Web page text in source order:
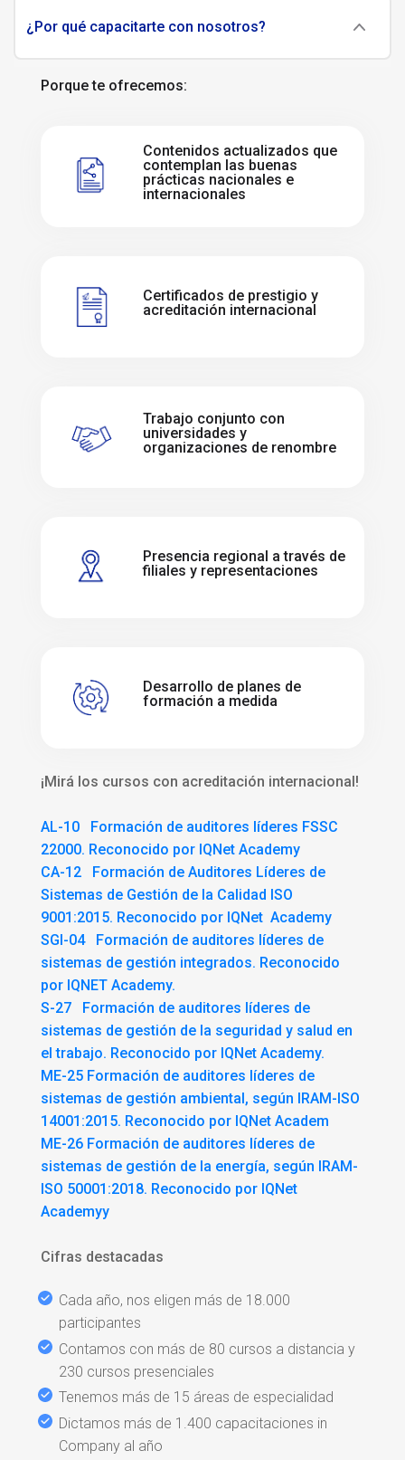
¿Por qué capacitarte con nosotros?
Porque te ofrecemos:
Contenidos actualizados que
contemplan las buenas
prácticas nacionales e
internacionales
Certificados de prestigio y
acreditación internacional
Trabajo conjunto con
universidades y
organizaciones de renombre
Presencia regional a través de
filiales y representaciones
Desarrollo de planes de
formación a medida
¡Mirá los cursos con acreditación internacional!
AL-10 Formación de auditores líderes FSSC
22000. Reconocido por IQNet Academy
CA-12 Formación de Auditores Líderes de
Sistemas de Gestión de la Calidad ISO
9001:2015. Reconocido por IQNet Academy
SGI-04 Formación de auditores líderes de
sistemas de gestión integrados. Reconocido
por IQNET Academy.
S-27 Formación de auditores líderes de
sistemas de gestión de la seguridad y salud en
el trabajo. Reconocido por IQNet Academy.
ME-25 Formación de auditores líderes de
sistemas de gestión ambiental, según IRAM-ISO
14001:2015. Reconocido por IQNet Academ
ME-26 Formación de auditores líderes de
sistemas de gestión de la energía, según IRAM-
ISO 50001:2018. Reconocido por IQNet
Academyy
Cifras destacadas
Cada año, nos eligen más de 18.000
participantes
Contamos con más de 80 cursos a distancia y
230 cursos presenciales
Tenemos más de 15 áreas de especialidad
Dictamos más de 1.400 capacitaciones in
Company al año